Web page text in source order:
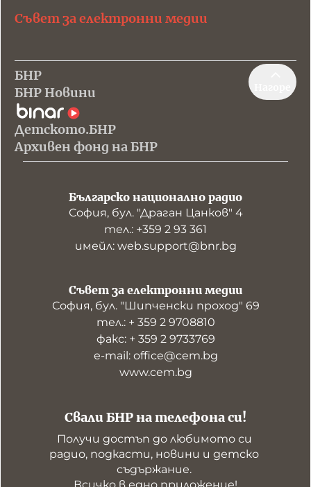
Съвет за електронни медии
БНР
БНР Новини
Детското.БНР
Архивен фонд на БНР
Българско национално радио
София, бул. "Драган Цанков" 4
тел.: +359 2 93 361
имейл: web.support@bnr.bg
Свали БНР на телефона си!
Получи достъп до любимото си
радио, подкасти, новини и детско
съдържание.
Съвет за електронни медии
София, бул. "Шипченски проход" 69
тел.: + 359 2 9708810
факс: + 359 2 9733769
е-mail: office@cem.bg
www.cem.bg